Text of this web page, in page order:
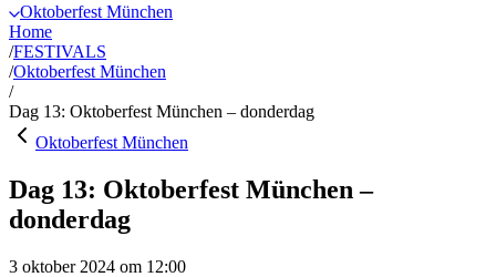
Oktoberfest München
Home
/FESTIVALS
/Oktoberfest München
/
Dag 13: Oktoberfest München – donderdag
Oktoberfest München
Dag 13: Oktoberfest München –
donderdag
3 oktober 2024 om 12:00